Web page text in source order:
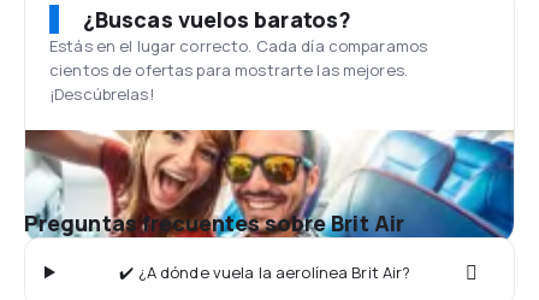
¿Buscas vuelos baratos?
Estás en el lugar correcto. Cada día comparamos
cientos de ofertas para mostrarte las mejores.
¡Descúbrelas!
Preguntas frecuentes sobre Brit Air
✔️ ¿A dónde vuela la aerolínea Brit Air?